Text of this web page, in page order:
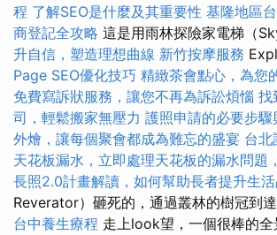
程 了解SEO是什麼及其重要性 基隆地區
商登記全攻略 這是用雨林探險家電梯（
升自信，塑造理想曲線 新竹按摩服務
Page SEO優化技巧 精緻茶會點心，為您
免費寫訴狀服務，讓您不再為訴訟煩惱 找
司，輕鬆搬家無壓力 護照申請的必要步驟
外燴，讓每個聚會都成為難忘的盛宴 台北
天花板漏水，立即處理天花板的漏水問題
長照2.0計畫解讀，如何幫助長者提升生
Reverator）砸死的，通過叢林的樹冠到達
台中養生療程 走上look望，一個很棒的全